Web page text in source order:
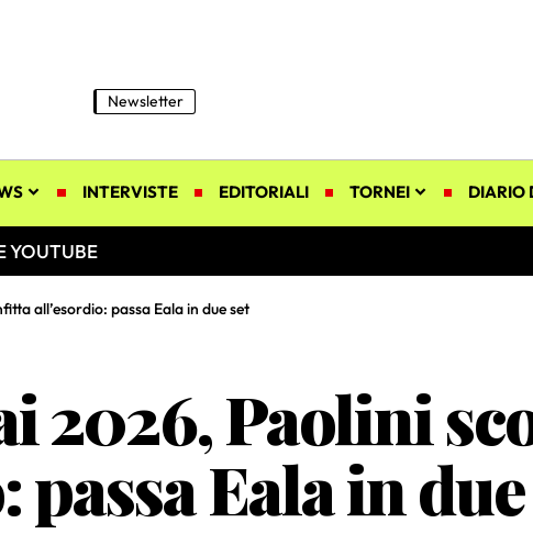
Newsletter
INTERVISTE EDITORIALI TORNEI DIARIO
YOUTUBE
all’esordio: passa Eala in due set
2026, Paolini
passa Eala in